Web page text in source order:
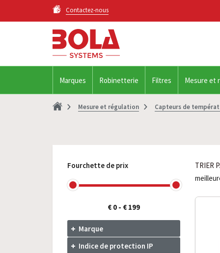
Contactez-nous
Marques Robinetterie Filtres Mesure et
Mesure et régulation Capteurs de
Fourchette de prix
€ 0 - € 199
Marque
Indice de protection IP
TRIER